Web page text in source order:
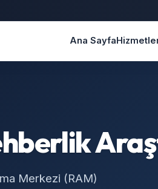
Ana Sayfa
Merkezi (RAM)